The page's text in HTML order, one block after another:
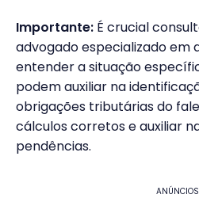
Importante: É crucial
advogado especializado
entender a situação
podem auxiliar na
obrigações tributárias do
cálculos corretos e auxiliar
pendências.
ANÚNCIOS